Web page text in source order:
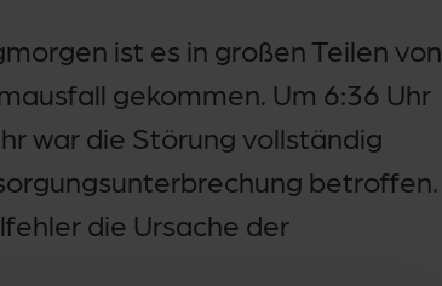
ist es in großen Teilen von
gekommen. Um 6:36 Uhr
war die Störung vollständig
betroffen.
die Ursache der